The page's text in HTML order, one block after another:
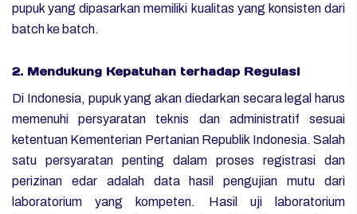
pupuk yang dipasarkan memiliki kualitas yang konsisten dari
batch ke batch.
2. Mendukung Kepatuhan terhadap Regulasi
Di Indonesia, pupuk yang akan diedarkan secara legal harus
memenuhi persyaratan teknis dan administratif sesuai
ketentuan Kementerian Pertanian Republik Indonesia. Salah
satu persyaratan penting dalam proses registrasi dan
perizinan edar adalah data hasil pengujian mutu dari
laboratorium yang kompeten. Hasil uji laboratorium